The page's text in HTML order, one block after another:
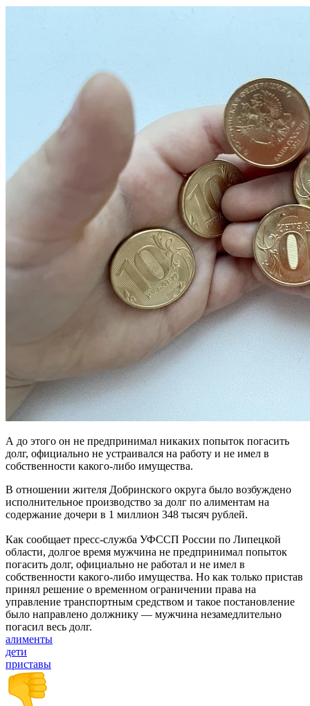
А до этого он не предпринимал никаких попыток погасить
долг, официально не устраивался на работу и не имел в
собственности какого-либо имущества.
В отношении жителя Добринского округа было возбуждено
исполнительное производство за долг по алиментам на
содержание дочери в 1 миллион 348 тысяч рублей.
Как сообщает пресс-служба УФССП России по Липецкой
области, долгое время мужчина не предпринимал попыток
погасить долг, официально не работал и не имел в
собственности какого-либо имущества. Но как только пристав
принял решение о временном ограничении права на
управление транспортным средством и такое постановление
было направлено должнику — мужчина незамедлительно
погасил весь долг.
алименты
дети
приставы